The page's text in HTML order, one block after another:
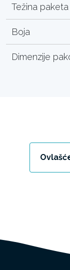
Težina paketa
Boja
Dimenzije